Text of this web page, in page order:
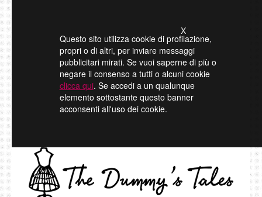
Questo sito utilizza cookie di profilazione,
propri o di altri, per inviare messaggi
pubblicitari mirati. Se vuoi saperne di più o
negare il consenso a tutti o alcuni cookie
clicca qui. Se accedi a un qualunque
elemento sottostante questo banner
acconsenti all'uso dei cookie.
X